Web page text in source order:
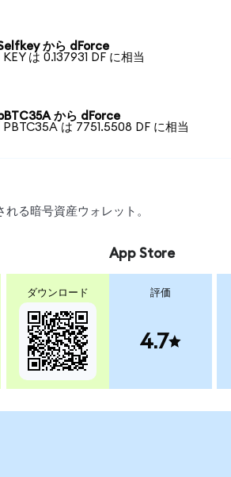
から dForce
KEY は 0.137931 DF に相当
から dForce
PBTC35A は 7751.5508 DF に相当
る暗号資産ウォレット。
ダウンロード
App Store
評価
4.7